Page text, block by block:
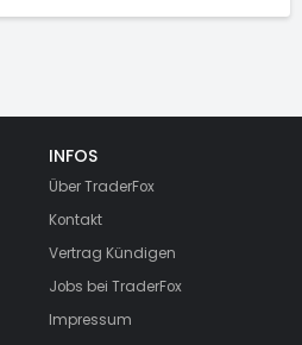
INFOS
Über TraderFox
Kontakt
Vertrag Kündigen
Jobs bei TraderFox
Impressum